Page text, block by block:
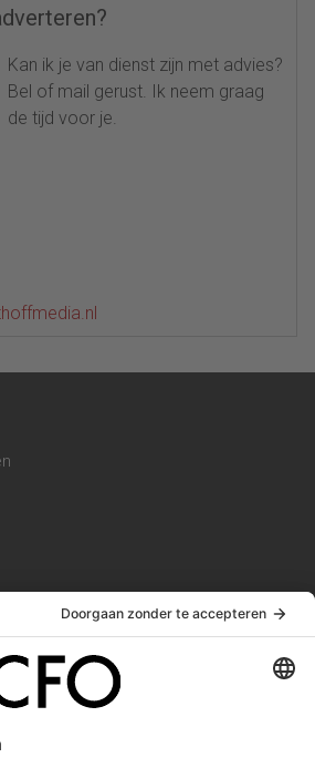
Kan ik je van dienst zijn met advies?
Bel of mail gerust. Ik neem graag
de tijd voor je.